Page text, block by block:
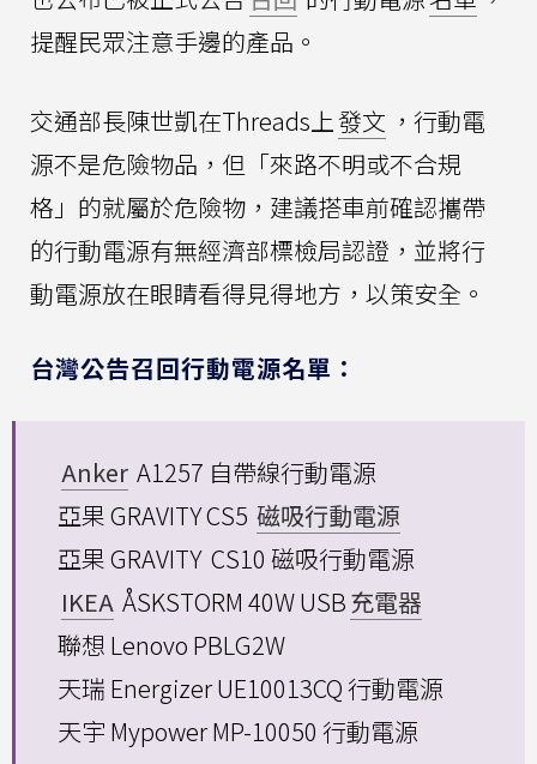
提醒民眾注意手邊的產品。
交通部長陳世凱在Threads上發文 ，行動電
源不是危險物品，但「來路不明或不合規
格」的就屬於危險物，建議搭車前確認攜帶
的行動電源有無經濟部標檢局認證，並將行
動電源放在眼睛看得見得地方，以策安全。
台灣公告召回行動電源名單：
Anker A1257 自帶線行動電源
亞果 GRAVITY CS5 磁吸行動電源
亞果 GRAVITY CS10 磁吸行動電源
IKEA ÅSKSTORM 40W USB充電器
聯想 Lenovo PBLG2W
天瑞 Energizer UE10013CQ 行動電源
天宇 Mypower MP-10050 行動電源